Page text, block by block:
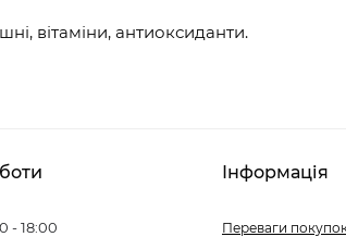
вітаміни, антиоксиданти.
- 18:00
Інформація
Переваги